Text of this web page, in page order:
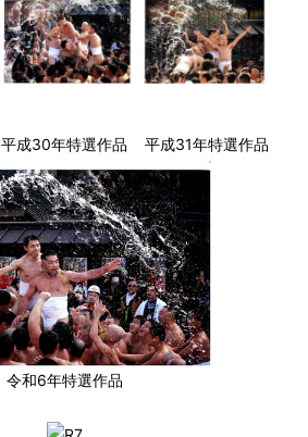
平成30年特選作品 平成31年特選作品
令和6年特選作品